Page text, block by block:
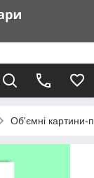
Об'ємні картини-